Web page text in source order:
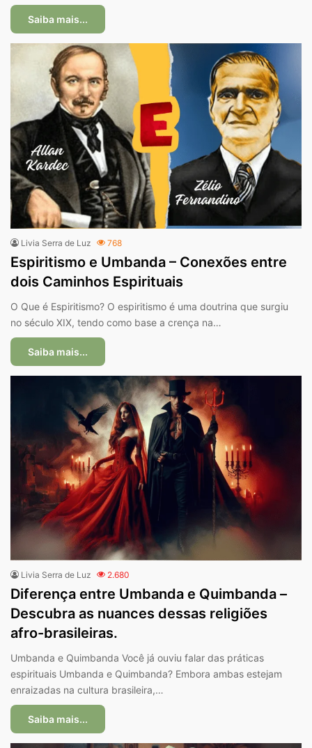
Saiba mais...
Livia Serra de Luz 768
Espiritismo e Umbanda – Conexões entre
dois Caminhos Espirituais
O Que é Espiritismo? O espiritismo é uma doutrina que surgiu
no século XIX, tendo como base a crença na…
Saiba mais...
Livia Serra de Luz 2.680
Diferença entre Umbanda e Quimbanda –
Descubra as nuances dessas religiões
afro-brasileiras.
Umbanda e Quimbanda Você já ouviu falar das práticas
espirituais Umbanda e Quimbanda? Embora ambas estejam
enraizadas na cultura brasileira,…
Saiba mais...